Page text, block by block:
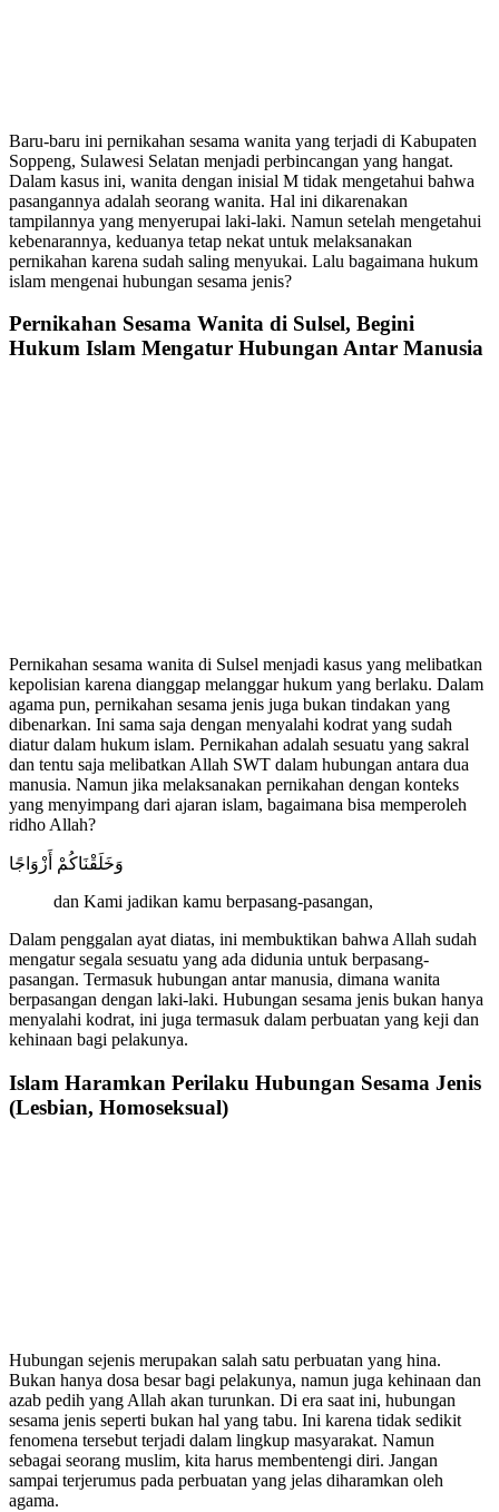
Baru-baru ini pernikahan sesama wanita yang terjadi di Kabupaten
Soppeng, Sulawesi Selatan menjadi perbincangan yang hangat.
Dalam kasus ini, wanita dengan inisial M tidak mengetahui bahwa
pasangannya adalah seorang wanita. Hal ini dikarenakan
tampilannya yang menyerupai laki-laki. Namun setelah mengetahui
kebenarannya, keduanya tetap nekat untuk melaksanakan
pernikahan karena sudah saling menyukai. Lalu bagaimana hukum
islam mengenai hubungan sesama jenis?
Pernikahan Sesama Wanita di Sulsel, Begini
Hukum Islam Mengatur Hubungan Antar Manusia
Pernikahan sesama wanita di Sulsel menjadi kasus yang melibatkan
kepolisian karena dianggap melanggar hukum yang berlaku. Dalam
agama pun, pernikahan sesama jenis juga bukan tindakan yang
dibenarkan. Ini sama saja dengan menyalahi kodrat yang sudah
diatur dalam hukum islam. Pernikahan adalah sesuatu yang sakral
dan tentu saja melibatkan Allah SWT dalam hubungan antara dua
manusia. Namun jika melaksanakan pernikahan dengan konteks
yang menyimpang dari ajaran islam, bagaimana bisa memperoleh
ridho Allah?
وَخَلَقْنَاكُمْ أَزْوَاجًا
dan Kami jadikan kamu berpasang-pasangan,
Dalam penggalan ayat diatas, ini membuktikan bahwa Allah sudah
mengatur segala sesuatu yang ada didunia untuk berpasang-
pasangan. Termasuk hubungan antar manusia, dimana wanita
berpasangan dengan laki-laki. Hubungan sesama jenis bukan hanya
menyalahi kodrat, ini juga termasuk dalam perbuatan yang keji dan
kehinaan bagi pelakunya.
Islam Haramkan Perilaku Hubungan Sesama Jenis
(Lesbian, Homoseksual)
Hubungan sejenis merupakan salah satu perbuatan yang hina.
Bukan hanya dosa besar bagi pelakunya, namun juga kehinaan dan
azab pedih yang Allah akan turunkan. Di era saat ini, hubungan
sesama jenis seperti bukan hal yang tabu. Ini karena tidak sedikit
fenomena tersebut terjadi dalam lingkup masyarakat. Namun
sebagai seorang muslim, kita harus membentengi diri. Jangan
sampai terjerumus pada perbuatan yang jelas diharamkan oleh
agama.